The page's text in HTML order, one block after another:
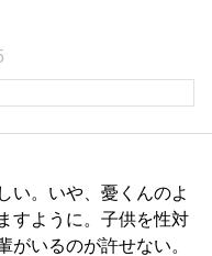
い。いや、憂くんのよ
すように。子供を性対
がいるのが許せない。